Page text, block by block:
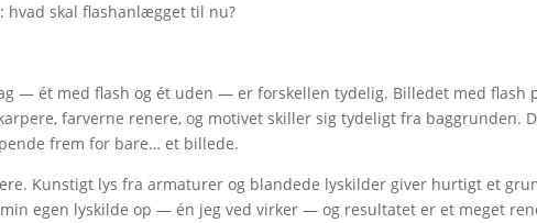
skal flashanlægget til nu?
— ét med flash og ét uden — er forskellen tydelig. Billedet med flash
farverne renere, og motivet skiller sig tydeligt fra baggrunden.
frem for bare… et billede.
Kunstigt lys fra armaturer og blandede lyskilder giver hurtigt et
egen lyskilde op — én jeg ved virker — og resultatet er et meget